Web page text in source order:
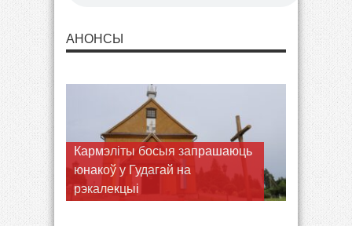
АНОНСЫ
Запрашаем разам з Марыяй
шукаць Волі Божай у
пілігрымцы ў Браслаў